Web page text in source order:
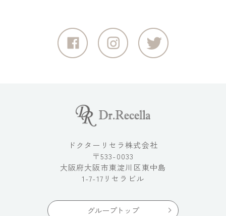
ドクターリセラ株式会社
〒533-0033
大阪府大阪市東淀川区東中島
1-7-17リセラビル
グループトップ